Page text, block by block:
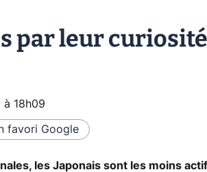
par leur
à 18h09
favori Google
les Japonais sont les moins